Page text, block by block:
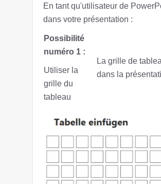
En tant qu'utilisateur de
dans votre présentation :
Possibilité
numéro 1 :
Utiliser la
grille du
tableau
La grille de
dans la